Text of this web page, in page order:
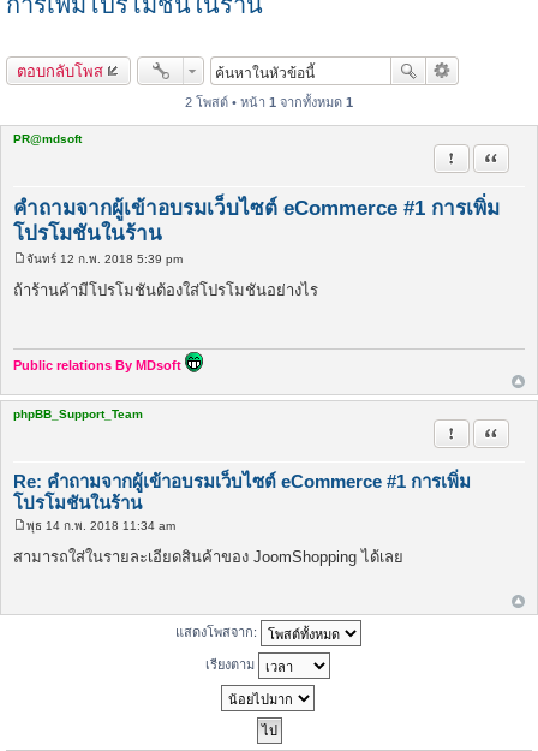
ตอบกลับโพส
2 โพสต์ • หน้า 1 จากทั้งหมด 1
PR@mdsoft
คำถามจากผู้เข้าอบรมเว็บไซต์ eCommerce #1 การเพิ่ม
โปรโมชันในร้าน
รายงานในข้
อ้างคำ
พ
ส
จันทร์ 12 ก.พ. 2018 5:39 pm
ถ้าร้านค้ามีโปรโมชันต้องใส่โปรโมชันอย่างไร
Public relations By MDsoft
phpBB_Support_Team
Re: คำถามจากผู้เข้าอบรมเว็บไซต์ eCommerce #1 การเพิ่ม
โปรโมชันในร้าน
รายงานในข้
อ้างคำ
โ
พ
ส
พุธ 14 ก.พ. 2018 11:34 am
สามารถใส่ในรายละเอียดสินค้าของ JoomShopping ได้เลย
แสดงโพสจาก:
เรียงตาม